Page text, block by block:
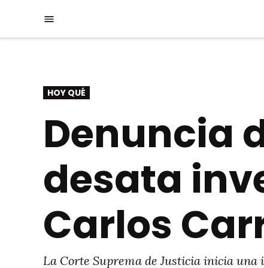
Menú
PUBLICADO
EN
HOY QUÉ
Denuncia
desata
Carlos
La Corte Suprema de Justicia inicia